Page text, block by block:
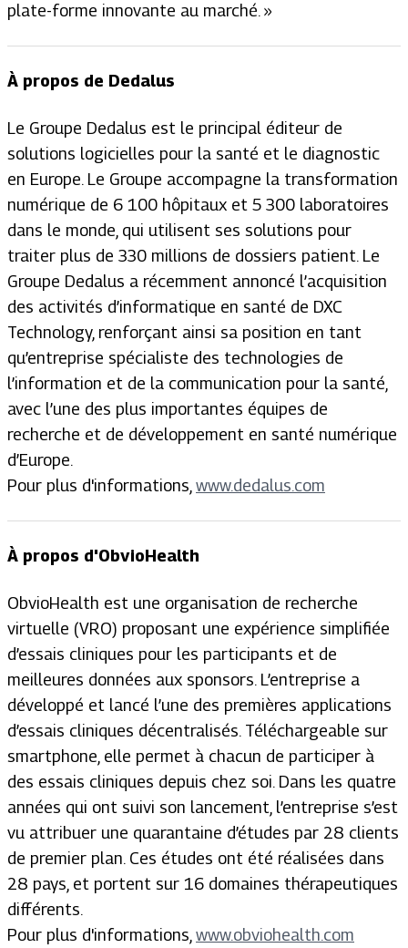
plate-forme innovante au marché. »
À propos de Dedalus
Le Groupe Dedalus est le principal éditeur de
solutions logicielles pour la santé et le diagnostic
en Europe. Le Groupe accompagne la transformation
numérique de 6 100 hôpitaux et 5 300 laboratoires
dans le monde, qui utilisent ses solutions pour
traiter plus de 330 millions de dossiers patient. Le
Groupe Dedalus a récemment annoncé l’acquisition
des activités d’informatique en santé de DXC
Technology, renforçant ainsi sa position en tant
qu’entreprise spécialiste des technologies de
l’information et de la communication pour la santé,
avec l’une des plus importantes équipes de
recherche et de développement en santé numérique
d’Europe.
Pour plus d'informations, www.dedalus.com
À propos d'ObvioHealth
ObvioHealth est une organisation de recherche
virtuelle (VRO) proposant une expérience simplifiée
d’essais cliniques pour les participants et de
meilleures données aux sponsors. L’entreprise a
développé et lancé l’une des premières applications
d’essais cliniques décentralisés. Téléchargeable sur
smartphone, elle permet à chacun de participer à
des essais cliniques depuis chez soi. Dans les quatre
années qui ont suivi son lancement, l’entreprise s’est
vu attribuer une quarantaine d’études par 28 clients
de premier plan. Ces études ont été réalisées dans
28 pays, et portent sur 16 domaines thérapeutiques
différents.
Pour plus d'informations, www.obviohealth.com